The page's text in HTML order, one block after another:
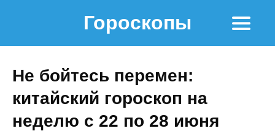
Гороскопы
Не бойтесь перемен:
китайский гороскоп на
неделю с 22 по 28 июня